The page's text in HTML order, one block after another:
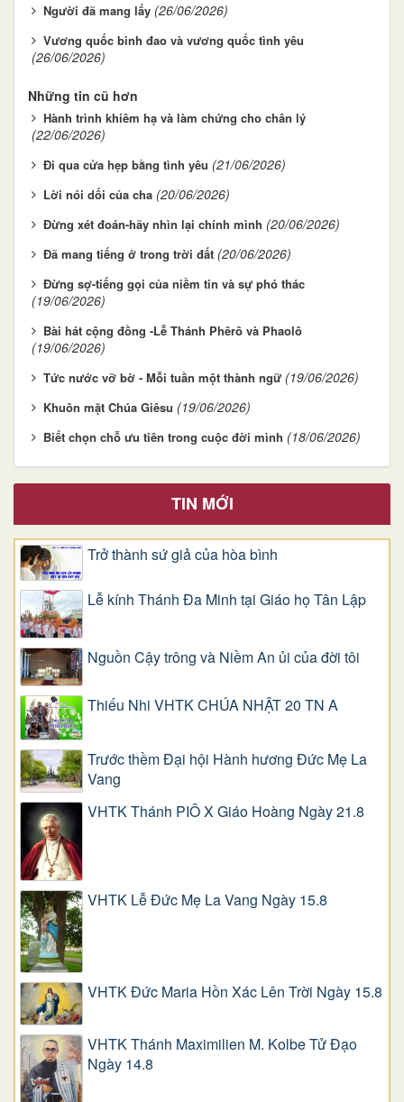
Người đã mang lấy (26/06/2026)
Vương quốc binh đao và vương quốc tình yêu
(26/06/2026)
Những tin cũ hơn
Hành trình khiêm hạ và làm chứng cho chân lý
(22/06/2026)
Đi qua cửa hẹp bằng tình yêu (21/06/2026)
Lời nói dối của cha (20/06/2026)
Đừng xét đoán-hãy nhìn lại chính mình (20/06/2026)
Đã mang tiếng ở trong trời đất (20/06/2026)
Đừng sợ-tiếng gọi của niềm tin và sự phó thác
(19/06/2026)
Bài hát cộng đồng -Lễ Thánh Phêrô và Phaolô
(19/06/2026)
Tức nước vỡ bờ - Mỗi tuần một thành ngữ (19/06/2026)
Khuôn mặt Chúa Giêsu (19/06/2026)
Biết chọn chỗ ưu tiên trong cuộc đời mình (18/06/2026)
TIN MỚI
Trở thành sứ giả của hòa bình
Lễ kính Thánh Đa Minh tại Giáo họ Tân Lập
Nguồn Cậy trông và Niềm An ủi của đời tôi
Thiếu Nhi VHTK CHÚA NHẬT 20 TN A
Trước thềm Đại hội Hành hương Đức Mẹ La
Vang
VHTK Thánh PIÔ X Giáo Hoàng Ngày 21.8
VHTK Lễ Đức Mẹ La Vang Ngày 15.8
VHTK Đức Maria Hồn Xác Lên Trời Ngày 15.8
VHTK Thánh Maximilien M. Kolbe Tử Đạo
Ngày 14.8